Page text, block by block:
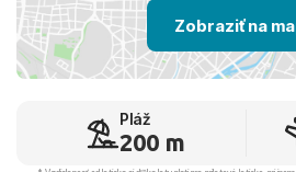
Zobraziť na
Pláž
200 m